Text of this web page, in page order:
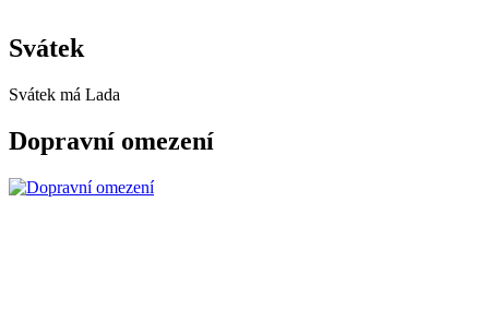
Svátek
Svátek má Lada
Dopravní omezení